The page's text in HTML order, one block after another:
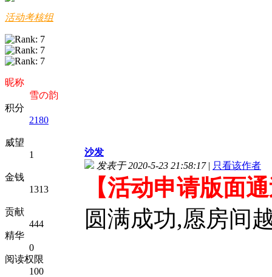
活动考核组
昵称
雪の韵
积分
2180
威望
1
金钱
1313
贡献
444
精华
0
阅读权限
100
沙发
发表于 2020-5-23 21:58:17 | 只看该作者
【活动申请版面
圆满成功,愿房间